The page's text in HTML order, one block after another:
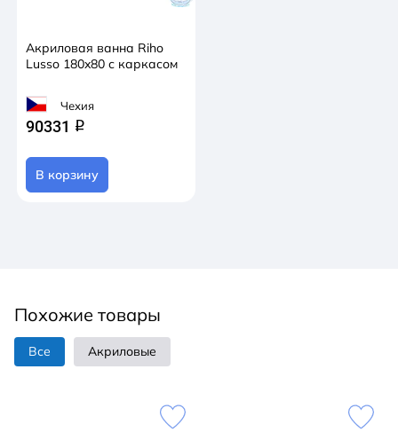
Акриловая ванна Riho
Lusso 180x80 с каркасом
Чехия
90331 q
В корзину
Похожие товары
Все Акриловые